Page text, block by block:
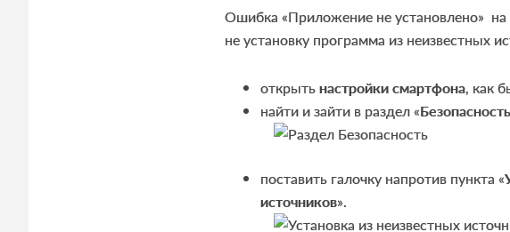
Ошибка «Приложение не установлено» на
не установку программа из неизвестных
открытьнастройки смартфона, как
найти и зайти в раздел «Безопасность
поставить галочку напротив пункта «
источников».